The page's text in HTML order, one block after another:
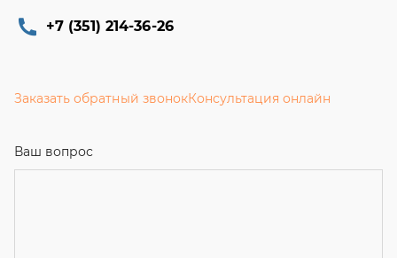
+7 (351) 214-36-26
Заказать обратный звонокКонсультация онлайн
Ваш вопрос